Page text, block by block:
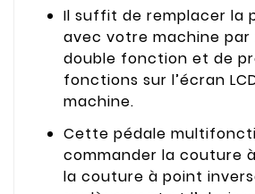
Il suffit de remplacer la
avec votre machine
double fonction et de
fonctions sur l’écran
machine.
Cette pédale
commander la couture
la couture à point